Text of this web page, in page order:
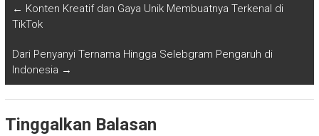
← Konten Kreatif dan Gaya Unik Membuatnya Terkenal di
TikTok
Dari Penyanyi Ternama Hingga Selebgram Pengaruh di
Indonesia →
Tinggalkan Balasan